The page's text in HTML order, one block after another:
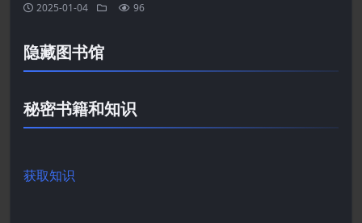
2025-01-04 96
隐藏图书馆
秘密书籍和知识
获取知识